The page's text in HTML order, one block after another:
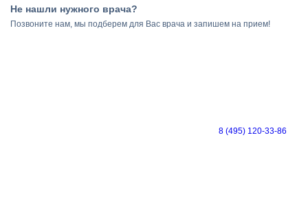
Не нашли нужного врача?
Позвоните нам, мы подберем для Вас врача и запишем на прием!
8 (495) 120-33-86